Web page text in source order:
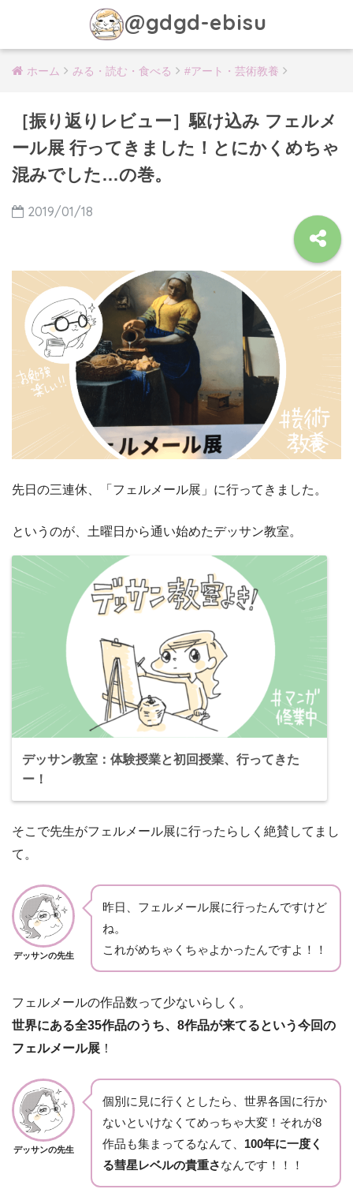
@gdgd-ebisu
ホーム みる・読む・食べる #アート・芸術教養
［振り返りレビュー］駆け込み フェルメ
ール展 行ってきました！とにかくめちゃ
混みでした…の巻。
2019/01/18
先日の三連休、「フェルメール展」に行ってきました。
というのが、土曜日から通い始めたデッサン教室。
デッサン教室：体験授業と初回授業、行ってきた
ー！
そこで先生がフェルメール展に行ったらしく絶賛してまし
て。
デッサンの先生
昨日、フェルメール展に行ったんですけど
ね。
これがめちゃくちゃよかったんですよ！！
フェルメールの作品数って少ないらしく。
世界にある全35作品のうち、8作品が来てるという今回の
フェルメール展 ！
デッサンの先生
個別に見に行くとしたら、世界各国に行か
ないといけなくてめっちゃ大変！それが8
作品も集まってるなんて、 100年に一度く
る彗星レベルの貴重さなんです！！！